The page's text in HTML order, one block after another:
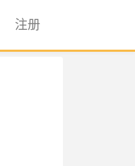
注册